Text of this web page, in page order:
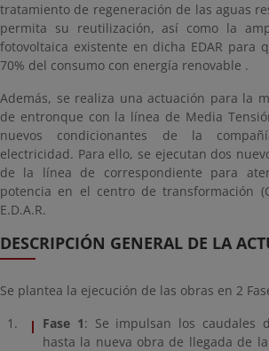
tratamiento de regeneración de las aguas
permita su reutilización, así como la
fotovoltaica existente en dicha EDAR para
70% del consumo con energía renovable .
Además, se realiza una actuación para la
de entronque con la línea de Media
nuevos condicionantes de la
electricidad. Para ello, se ejecutan dos
de la línea de correspondiente para
potencia en el centro de transformación
E.D.A.R.
DESCRIPCIÓN GENERAL DE LA
Se plantea la ejecución de las obras en 2
Fase 1: Se impulsan los caudales
hasta la nueva obra de llegada de